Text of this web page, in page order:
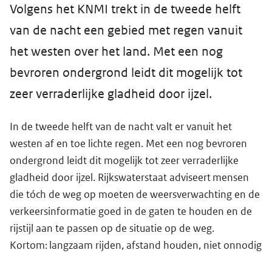
Volgens het KNMI trekt in de tweede helft
van de nacht een gebied met regen vanuit
het westen over het land. Met een nog
bevroren ondergrond leidt dit mogelijk tot
zeer verraderlijke gladheid door ijzel.
In de tweede helft van de nacht valt er vanuit het
westen af en toe lichte regen. Met een nog bevroren
ondergrond leidt dit mogelijk tot zeer verraderlijke
gladheid door ijzel. Rijkswaterstaat adviseert mensen
die tóch de weg op moeten de weersverwachting en de
verkeersinformatie goed in de gaten te houden en de
rijstijl aan te passen op de situatie op de weg.
Kortom: langzaam rijden, afstand houden, niet onnodig